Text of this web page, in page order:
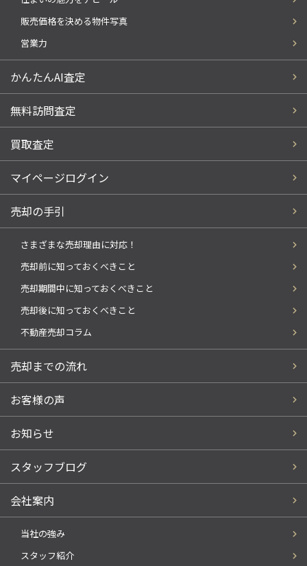
販売価格を決める物件写真
営業力
かんたんAI査定
無料訪問査定
買取査定
マイページログイン
売却の手引
さまざまな売却理由に対応！
売却前に知っておくべきこと
売却期間中に知っておくべきこと
売却後に知っておくべきこと
不動産売却コラム
売却までの流れ
お客様の声
お知らせ
スタッフブログ
会社案内
当社の強み
スタッフ紹介